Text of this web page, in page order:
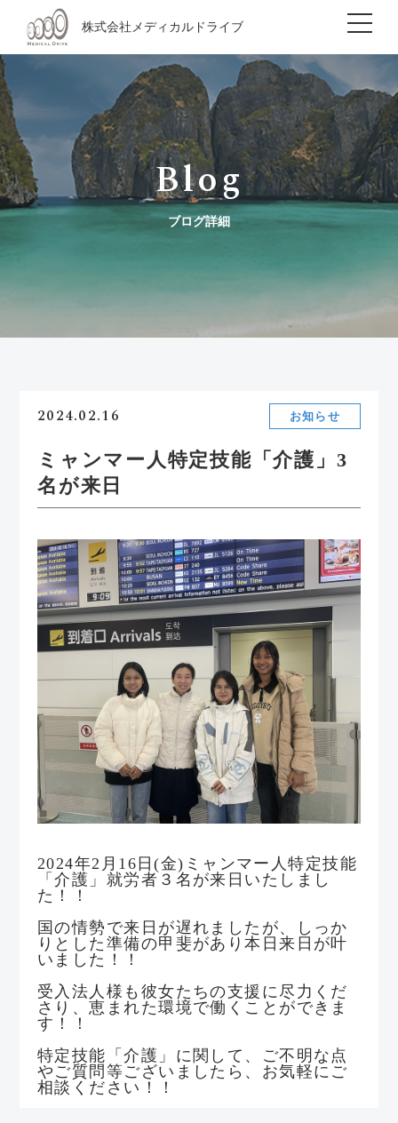
株式会社メディカルドライブ
Blog
ブログ詳細
2024.02.16 お知らせ
ミャンマー人特定技能「介護」3
名が来日
2024年2月16日(金)ミャンマー人特定技能
「介護」就労者３名が来日いたしまし
た！！
国の情勢で来日が遅れましたが、しっか
りとした準備の甲斐があり本日来日が叶
いました！！
受入法人様も彼女たちの支援に尽力くだ
さり、恵まれた環境で働くことができま
す！！
特定技能「介護」に関して、ご不明な点
やご質問等ございましたら、お気軽にご
相談ください！！